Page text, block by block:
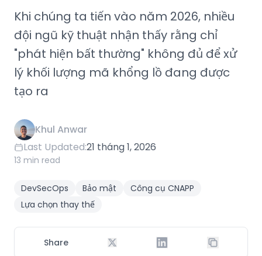
Khi chúng ta tiến vào năm 2026, nhiều
đội ngũ kỹ thuật nhận thấy rằng chỉ
"phát hiện bất thường" không đủ để xử
lý khối lượng mã khổng lồ đang được
tạo ra
Khul Anwar
Last Updated:21 tháng 1, 2026
13 min read
DevSecOps Bảo mật
Công cụ CNAPP
Lựa chọn thay thế
Share